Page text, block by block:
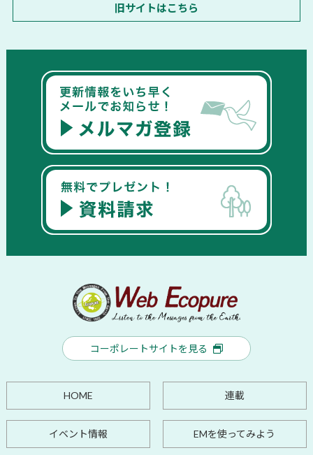
旧サイトはこちら
コーポレートサイトを見る
HOME 連載
イベント情報 EMを使ってみよう